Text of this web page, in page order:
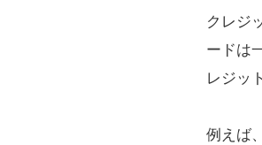
クレジ
ードは
レジッ
例えば